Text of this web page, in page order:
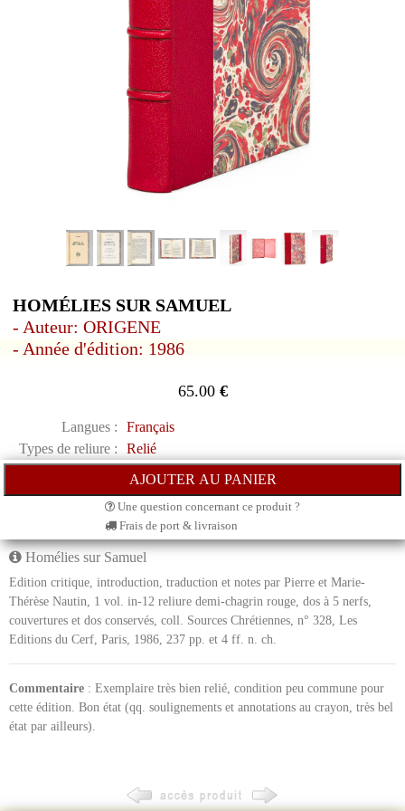
HOMÉLIES SUR SAMUEL
- Auteur: ORIGENE
- Année d'édition: 1986
65.00€
Langues :
Français
Types de reliure :
Relié
Une question concernant ce produit ?
Frais de port & livraison
Homélies sur Samuel
Edition critique, introduction, traduction et notes par Pierre et Marie-
Thérèse Nautin, 1 vol. in-12 reliure demi-chagrin rouge, dos à 5 nerfs,
couvertures et dos conservés, coll. Sources Chrétiennes, n° 328, Les
Editions du Cerf, Paris, 1986, 237 pp. et 4 ff. n. ch.
Commentaire : Exemplaire très bien relié, condition peu commune pour
cette édition. Bon état (qq. soulignements et annotations au crayon, très bel
état par ailleurs).